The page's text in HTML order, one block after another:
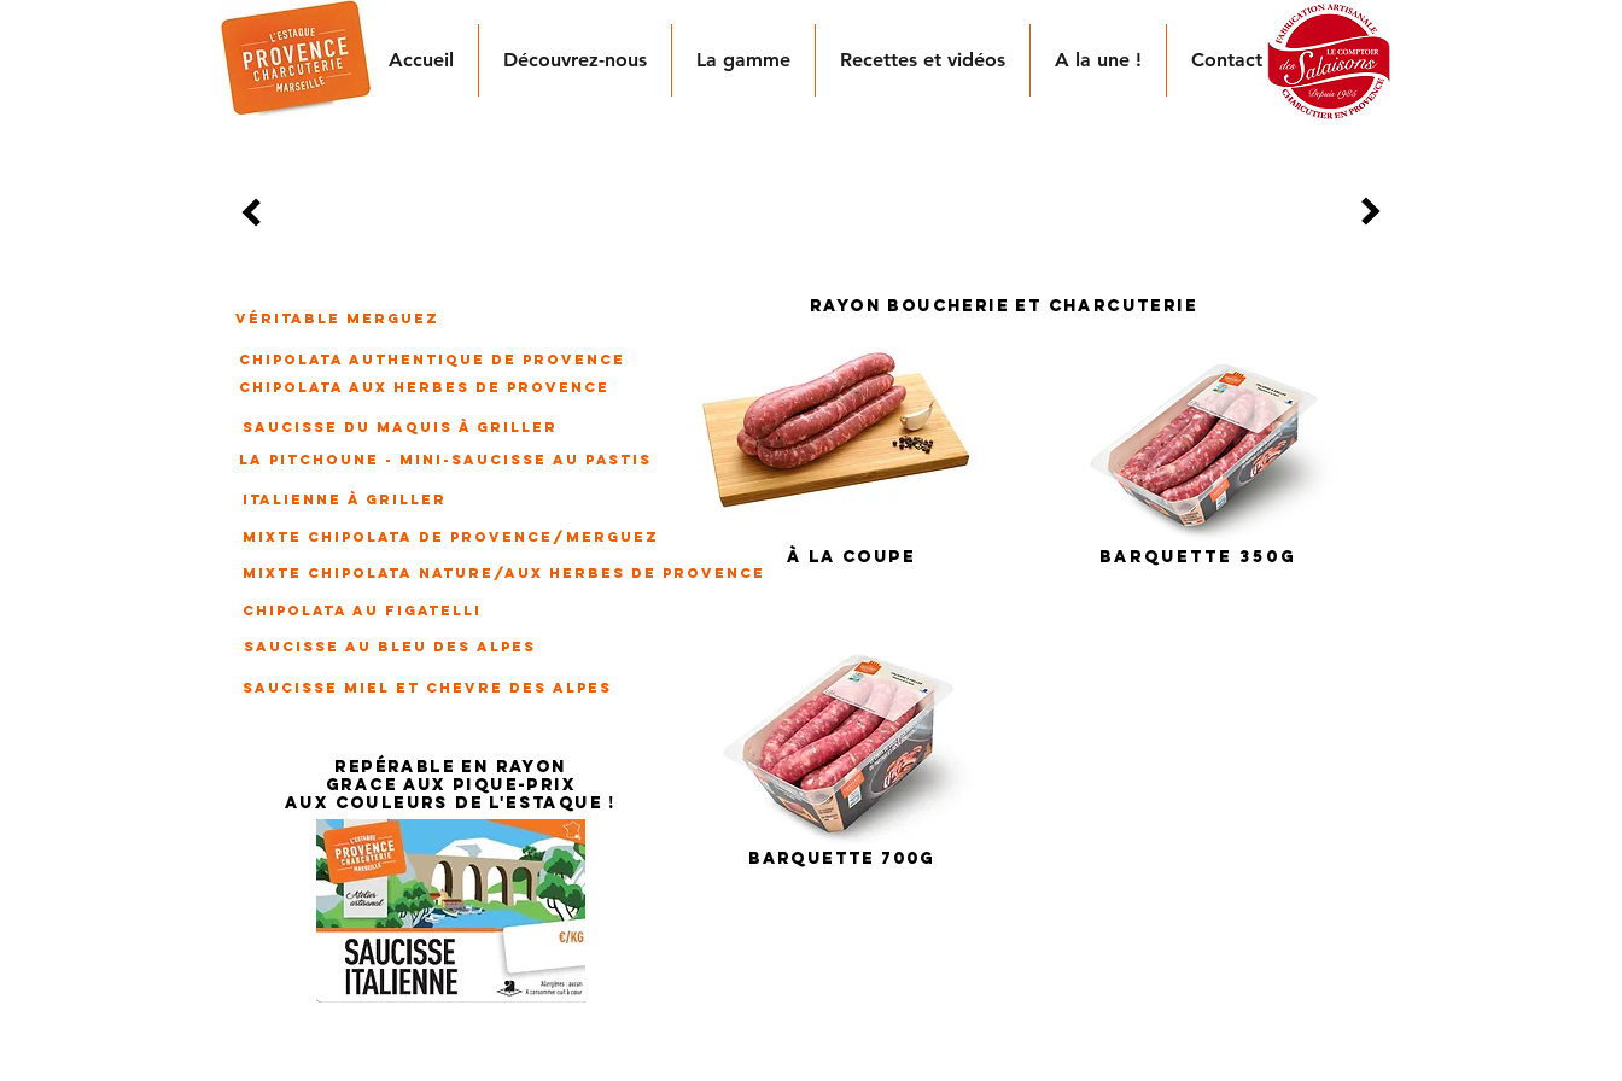
Accueil Découvrez-nous La gamme Recettes et vidéos A la une ! Contact
rayon boucherie et charcuterie
À la coupe BARQUETTE 350G
Véritable merguez
CHIPOLATA AUX HERBES DE PROVENCE
CHIPOLATA AUTHENTIQUE DE PROVENCE
SAUCISSE DU MAQUIS À GRILLER
LA PITCHOUNE - MINI-SAUCISSE AU PASTIS
ITALIENNE À GRILLER
mixte chipolata DE PROVENCE/merguez
mixte chipolata nature/aux herbes de provence
CHIPOLATA AU FIGATELLI
SAUCISSE AU BLEU DES ALPES
SAUCISSE MIEL ET CHEVRE DES ALPES
REPÉRABLE EN RAYON
GRACE AUX PIQUE-PRIX
AUX COULEURS DE L'ESTAQUE !
BARQUETTE 700G